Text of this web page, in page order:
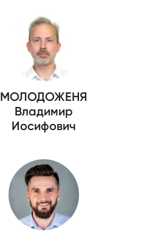
МОЛОДОЖЕНЯ
Владимир
Иосифович